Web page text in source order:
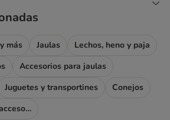
más Jaulas
Lechos, heno y paja
Accesorios para jaulas
Juguetes y transportines
Conejos
Comida para hurones, accesorios para hurones